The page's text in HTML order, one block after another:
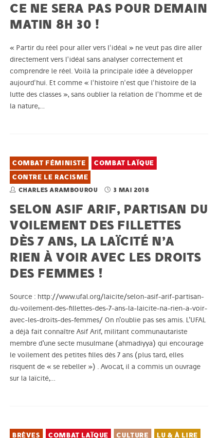
CE NE SERA PAS POUR DEMAIN
MATIN 8H 30 !
« Partir du réel pour aller vers l'idéal » ne veut pas dire aller
directement vers l'idéal sans analyser correctement et
comprendre le réel. Voilà la principale idée à développer
aujourd'hui. Et comme « l'histoire n'est que l'histoire de la
lutte des classes », sans oublier la relation de l'homme et de
la nature,…
COMBAT FÉMINISTE
COMBAT LAÏQUE
CONTRE LE RACISME
CHARLES ARAMBOUROU 3 MAI 2018
SELON ASIF ARIF, PARTISAN DU
VOILEMENT DES FILLETTES
DÈS 7 ANS, LA LAÏCITÉ N’A
RIEN À VOIR AVEC LES DROITS
DES FEMMES !
Source : http://www.ufal.org/laicite/selon-asif-arif-partisan-
du-voilement-des-fillettes-des-7-ans-la-laicite-na-rien-a-voir-
avec-les-droits-des-femmes/ On n’oublie pas ses amis. L’UFAL
a déjà fait connaître Asif Arif, militant communautariste
membre d’une secte musulmane (ahmadiyya) qui encourage
le voilement des petites filles dès 7 ans (plus tard, elles
risquent de « se rebeller ») . Avocat, il a commis un ouvrage
sur la laïcité,…
BRÈVES COMBAT LAÏQUE CULTURE LU & À LIRE